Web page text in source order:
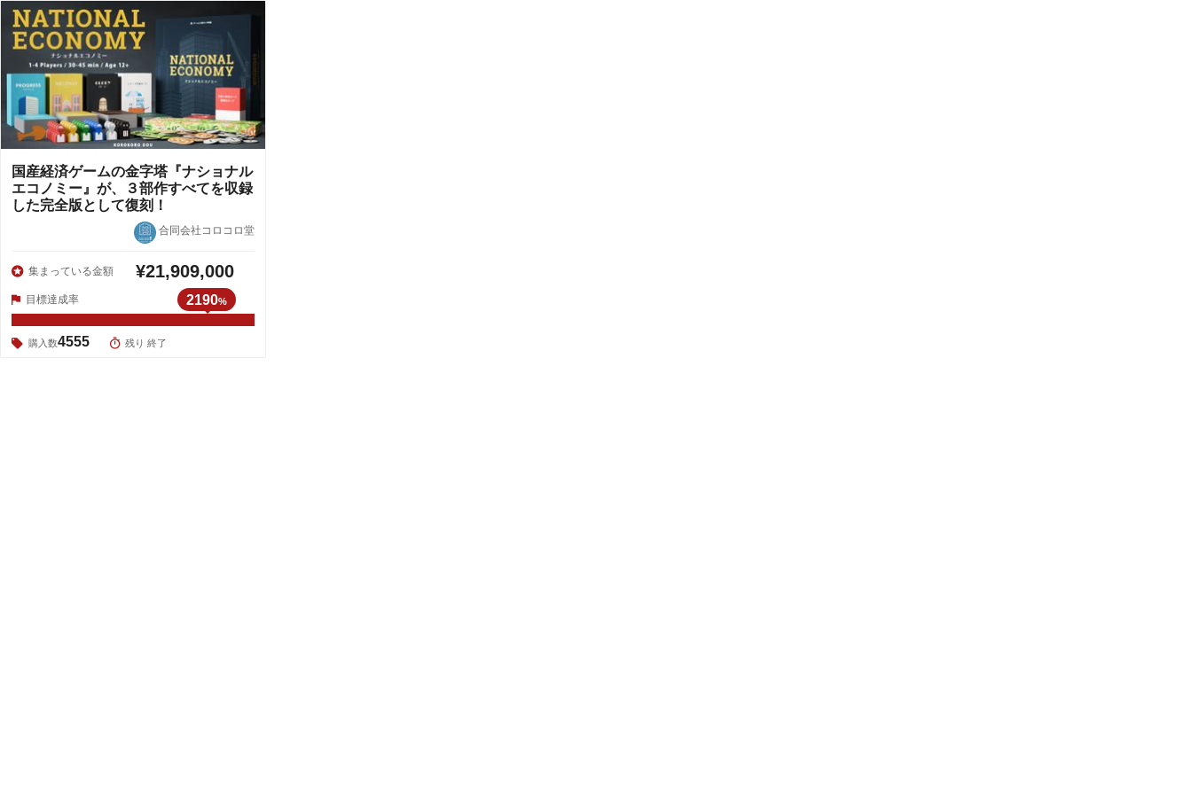
国産経済ゲームの金字塔『ナショナル
エコノミー』が、３部作すべてを収録
した完全版として復刻！
合同会社コロコロ堂
集まっている金額 ¥21,909,000
目標達成率 2190%
購入数4555 残り 終了